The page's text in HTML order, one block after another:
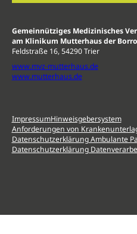
Gemeinnütziges Medizinisches
am Klinikum Mutterhaus der
Feldstraße 16, 54290 Trier
www.mvz-mutterhaus.de
www.mutterhaus.de
ImpressumHinweisgebersystem
Anforderungen von
Datenschutzerklärung Ambulante
Datenschutzerklärung